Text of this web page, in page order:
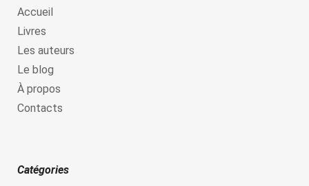
Accueil
Livres
Les auteurs
Le blog
À propos
Contacts
Catégories